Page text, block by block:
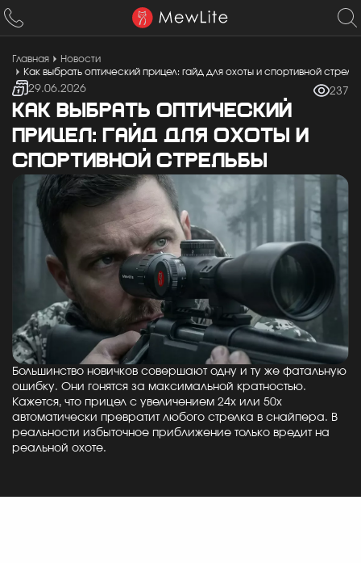
Главная
Новости
Как выбрать оптический прицел: гайд для охоты и спортивной
29.06.2026 237
КАК ВЫБРАТЬ ОПТИЧЕСКИЙ
ПРИЦЕЛ: ГАЙД ДЛЯ ОХОТЫ И
СПОРТИВНОЙ СТРЕЛЬБЫ
Большинство новичков совершают одну и ту же фатальную
ошибку. Они гонятся за максимальной кратностью.
Кажется, что прицел с увеличением 24х или 50х
автоматически превратит любого стрелка в снайпера. В
реальности избыточное приближение только вредит на
реальной охоте.